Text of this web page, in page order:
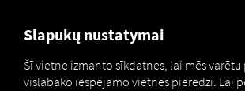
Slapukų nustatymai
Šī vietne izmanto sīkdatnes, lai mēs
vislabāko iespējamo vietnes pieredzi. Lai